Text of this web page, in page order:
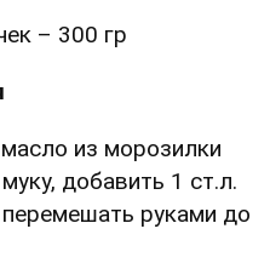
– 300 гр
из морозилки
добавить 1 ст.л.
руками до